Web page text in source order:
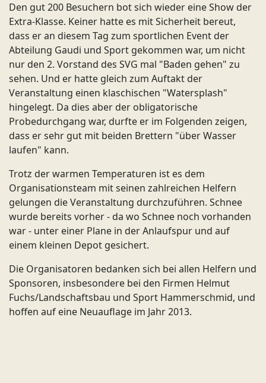
Den gut 200 Besuchern bot sich wieder eine Show der
Extra-Klasse. Keiner hatte es mit Sicherheit bereut,
dass er an diesem Tag zum sportlichen Event der
Abteilung Gaudi und Sport gekommen war, um nicht
nur den 2. Vorstand des SVG mal "Baden gehen" zu
sehen. Und er hatte gleich zum Auftakt der
Veranstaltung einen klaschischen "Watersplash"
hingelegt. Da dies aber der obligatorische
Probedurchgang war, durfte er im Folgenden zeigen,
dass er sehr gut mit beiden Brettern "über Wasser
laufen" kann.
Trotz der warmen Temperaturen ist es dem
Organisationsteam mit seinen zahlreichen Helfern
gelungen die Veranstaltung durchzuführen. Schnee
wurde bereits vorher - da wo Schnee noch vorhanden
war - unter einer Plane in der Anlaufspur und auf
einem kleinen Depot gesichert.
Die Organisatoren bedanken sich bei allen Helfern und
Sponsoren, insbesondere bei den Firmen Helmut
Fuchs/Landschaftsbau und Sport Hammerschmid, und
hoffen auf eine Neuauflage im Jahr 2013.